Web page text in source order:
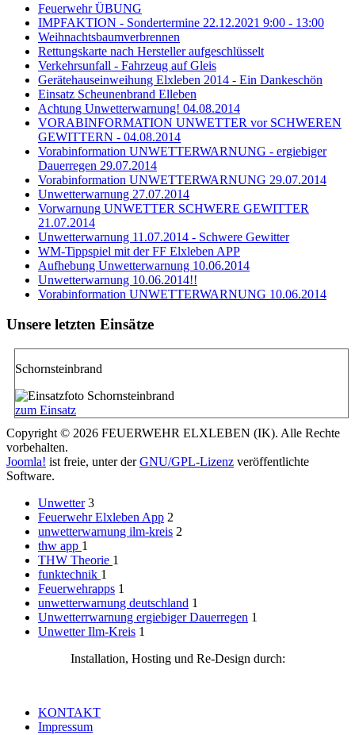
Feuerwehr ÜBUNG
IMPFAKTION - Sondertermine 22.12.2021 9:00 - 13:00
Weihnachtsbaumverbrennen
Rettungskarte nach Hersteller aufgeschlüsselt
Verkehrsunfall - Fahrzeug auf Gleis
Gerätehauseinweihung Elxleben 2014 - Ein Dankeschön
Einsatz Scheunenbrand Elleben
Achtung Unwetterwarnung! 04.08.2014
VORABINFORMATION UNWETTER vor SCHWEREN
GEWITTERN - 04.08.2014
Vorabinformation UNWETTERWARNUNG - ergiebiger
Dauerregen 29.07.2014
Vorabinformation UNWETTERWARNUNG 29.07.2014
Unwetterwarnung 27.07.2014
Vorwarnung UNWETTER SCHWERE GEWITTER
21.07.2014
Unwetterwarnung 11.07.2014 - Schwere Gewitter
WM-Tippspiel mit der FF Elxleben APP
Aufhebung Unwetterwarnung 10.06.2014
Unwetterwarnung 10.06.2014!!
Vorabinformation UNWETTERWARNUNG 10.06.2014
Unsere letzten Einsätze
Schornsteinbrand
zum Einsatz
Copyright © 2026 FEUERWEHR ELXLEBEN (IK). Alle Rechte
vorbehalten.
Joomla! ist freie, unter derGNU/GPL-Lizenz veröffentlichte
Software.
Unwetter 3
Feuerwehr Elxleben App 2
unwetterwarnung ilm-kreis 2
thw app 1
THW Theorie 1
funktechnik 1
Feuerwehrapps 1
unwetterwarnung deutschland 1
Unwetterrwarnung ergiebiger Dauerregen 1
Unwetter Ilm-Kreis 1
Installation, Hosting und Re-Design durch:
KONTAKT
Impressum